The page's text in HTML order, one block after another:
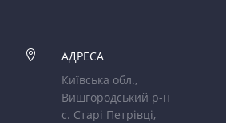

АДРЕСА
Київська обл.,
Вишгородський р-н
с. Старі Петрівці,